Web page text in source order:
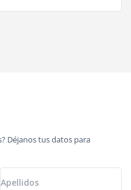
Déjanos tus datos para